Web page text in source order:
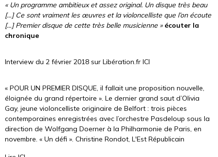
« Un programme ambitieux et assez original. Un disque très beau
[…] Ce sont vraiment les œuvres et la violoncelliste que l’on écoute
[…] Premier disque de cette très belle musicienne » écouter la
chronique
Interview du 2 février 2018 sur Libération.fr ICI
« POUR UN PREMIER DISQUE, il fallait une proposition nouvelle,
éloignée du grand répertoire ». Le dernier grand saut d’Olivia
Gay, jeune violoncelliste originaire de Belfort : trois pièces
contemporaines enregistrées avec l’orchestre Pasdeloup sous la
direction de Wolfgang Doerner à la Philharmonie de Paris, en
novembre. « Un défi ». Christine Rondot, L'Est Républicain